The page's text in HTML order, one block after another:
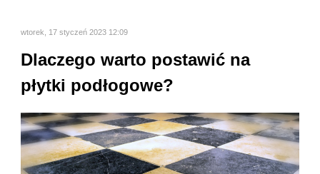
wtorek, 17 styczeń 2023 12:09
Dlaczego warto postawić na
płytki podłogowe?